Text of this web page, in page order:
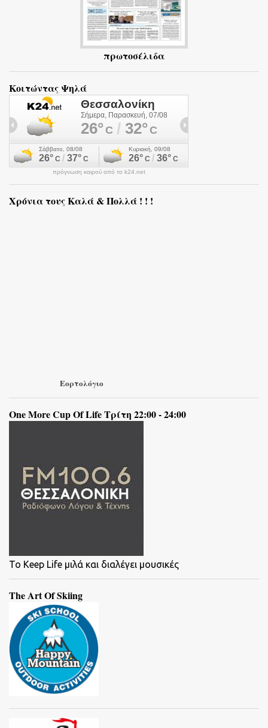
πρωτοσέλιδα
Κοιτώντας Ψηλά
πρόγνωση καιρού από το k24.net
Χρόνια τους Καλά & Πολλά ! ! !
Εορτολόγιο
One More Cup Of Life Τρίτη 22:00 - 24:00
To Keep Life μιλά και διαλέγει μουσικές
The Art Of Skiing